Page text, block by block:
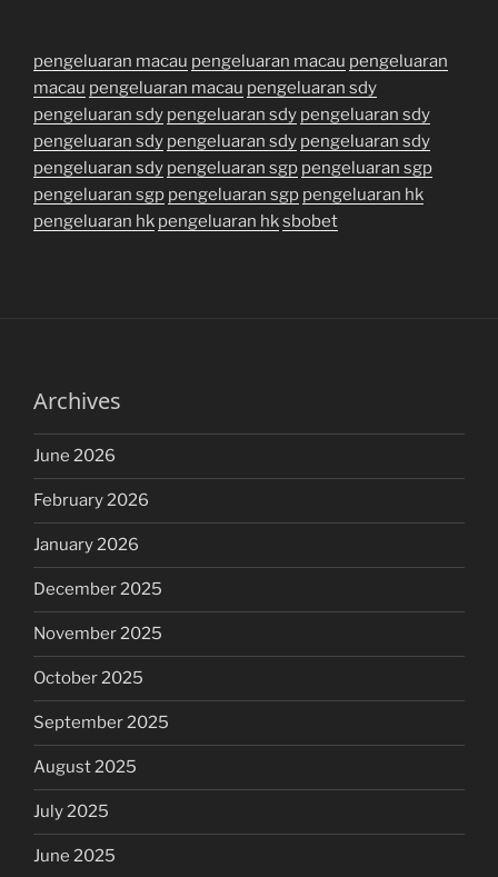
pengeluaran macau pengeluaran macau pengeluaran
macau pengeluaran macau pengeluaran sdy
pengeluaran sdy pengeluaran sdy pengeluaran sdy
pengeluaran sdy pengeluaran sdy pengeluaran sdy
pengeluaran sdy pengeluaran sgp pengeluaran sgp
pengeluaran sgp pengeluaran sgp pengeluaran hk
pengeluaran hk pengeluaran hksbobet
Archives
June 2026
February 2026
January 2026
December 2025
November 2025
October 2025
September 2025
August 2025
July 2025
June 2025